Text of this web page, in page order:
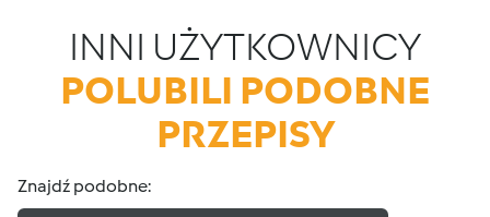
INNI UŻYTKOWNICY
POLUBILI PODOBNE
PRZEPISY
Znajdź podobne: